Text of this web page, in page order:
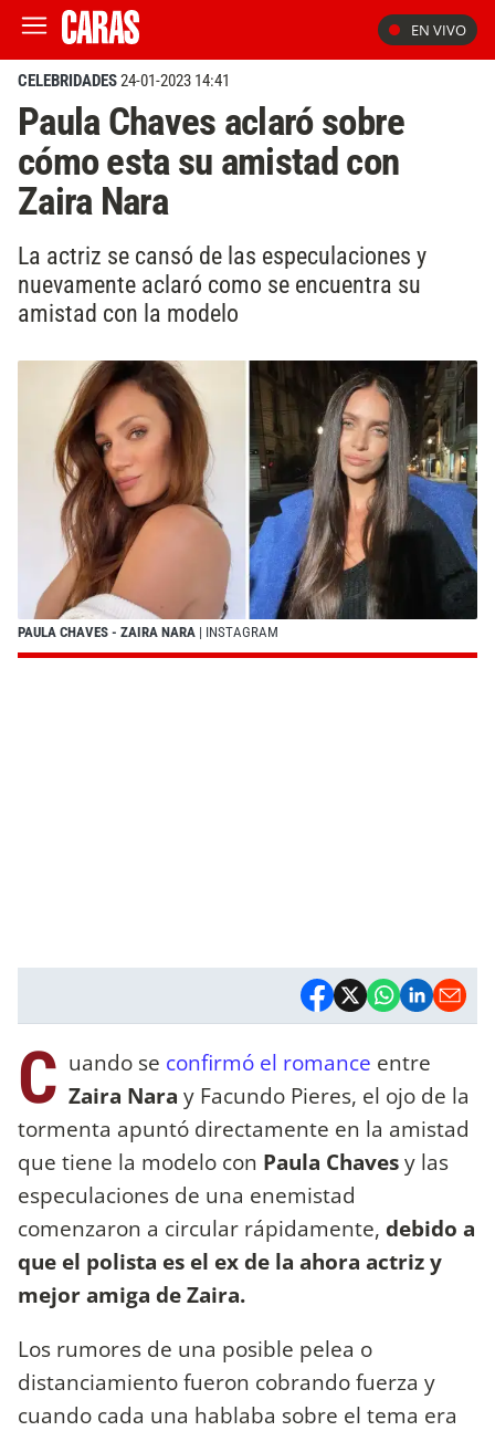
EN VIVO
CELEBRIDADES24-01-2023 14:41
Paula Chaves aclaró sobre
cómo esta su amistad con
Zaira Nara
La actriz se cansó de las especulaciones y
nuevamente aclaró como se encuentra su
amistad con la modelo
PAULA CHAVES - ZAIRA NARA | INSTAGRAM
C uando se confirmó el romance entre
Zaira Nara y Facundo Pieres, el ojo de la
tormenta apuntó directamente en la amistad
que tiene la modelo con Paula Chavesy las
especulaciones de una enemistad
comenzaron a circular rápidamente, debido a
que el polista es el ex de la ahora actriz y
mejor amiga de Zaira.
Los rumores de una posible pelea o
distanciamiento fueron cobrando fuerza y
cuando cada una hablaba sobre el tema era